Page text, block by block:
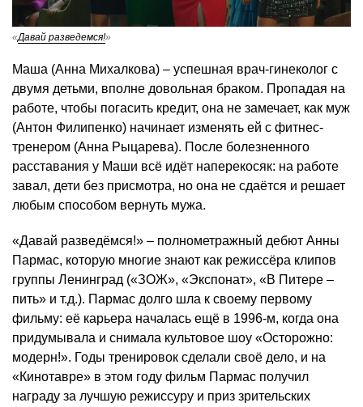
«Давай разведемся!»
Маша (Анна Михалкова) – успешная врач-гинеколог с
двумя детьми, вполне довольная браком. Пропадая на
работе, чтобы погасить кредит, она не замечает, как муж
(Антон Филипенко) начинает изменять ей с фитнес-
тренером (Анна Рыцарева). После болезненного
расставания у Маши всё идёт наперекосяк: на работе
завал, дети без присмотра, но она не сдаётся и решает
любым способом вернуть мужа.
«Давай разведёмся!» – полнометражный дебют Анны
Пармас, которую многие знают как режиссёра клипов
группы Ленинград («ЗОЖ», «Экспонат», «В Питере –
пить» и т.д.). Пармас долго шла к своему первому
фильму: её карьера началась ещё в 1996-м, когда она
придумывала и снимала культовое шоу «Осторожно:
модерн!». Годы тренировок сделали своё дело, и на
«Кинотавре» в этом году фильм Пармас получил
награду за лучшую режиссуру и приз зрительских